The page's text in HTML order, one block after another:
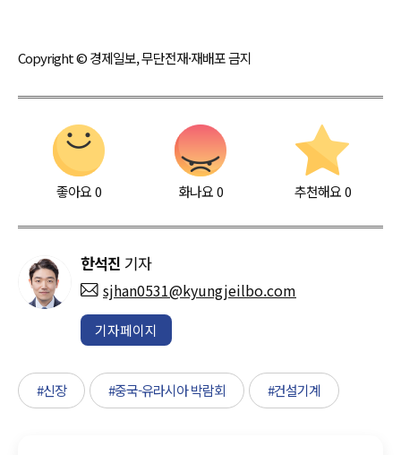
Copyright © 경제일보, 무단전재·재배포 금지
좋아요0 화나요0 추천해요 0
한석진 기자
sjhan0531@kyungjeilbo.com
기자페이지
#신장 #중국-유라시아 박람회 #건설기계